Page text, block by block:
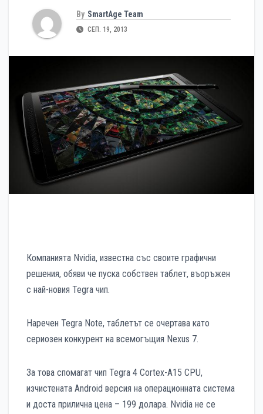
By SmartAge Team
СЕП. 19, 2013
Компанията Nvidia, известна със своите графични
решения, обяви че пуска собствен таблет, въоръжен
с най-новия Tegra чип.
Наречен Tegra Note, таблетът се очертава като
сериозен конкурент на всемогъщия Nexus 7.
За това спомагат чип Tegra 4 Cortex-A15 CPU,
изчистената Android версия на операционната система
и доста прилична цена – 199 долара. Nvidia не се